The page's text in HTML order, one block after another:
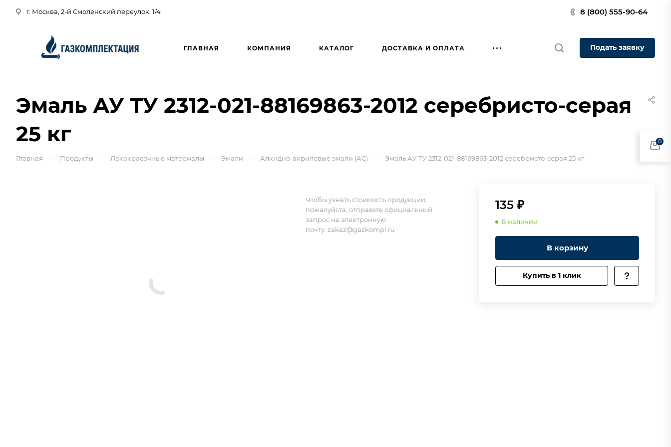
г. Москва, 2-й Смоленский переулок, 1/4 8 (800) 555-90-64
ГЛАВНАЯ КОМПАНИЯ КАТАЛОГ ДОСТАВКА И ОПЛАТА Подать заявку
Эмаль АУ ТУ 2312-021-88169863-2012 серебристо-серая
25 кг
Главная — Продукты — Лакокрасочные материалы — Эмали — Алкидно-акриловые эмали (АС) — Эмаль АУ ТУ 2312-021-88169863-2012 серебристо-серая 25 кг
135 ₽
В наличии
В корзину
Купить в 1 клик
Чтобы узнать стоимость продукции,
пожалуйста, отправьте официальный
запрос на электронную
почту: zakaz@gazkompl.ru
0